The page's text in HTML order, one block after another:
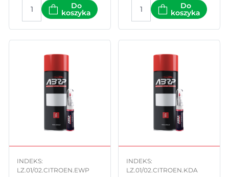
Do
koszyka
Do
koszyka
INDEKS:
LZ.01/02.CITROEN.EWP
INDEKS:
LZ.01/02.CITROEN.KDA